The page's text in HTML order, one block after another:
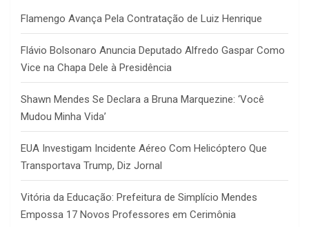
Flamengo Avança Pela Contratação de Luiz Henrique
Flávio Bolsonaro Anuncia Deputado Alfredo Gaspar Como
Vice na Chapa Dele à Presidência
Shawn Mendes Se Declara a Bruna Marquezine: ‘Você
Mudou Minha Vida’
EUA Investigam Incidente Aéreo Com Helicóptero Que
Transportava Trump, Diz Jornal
Vitória da Educação: Prefeitura de Simplício Mendes
Empossa 17 Novos Professores em Cerimônia